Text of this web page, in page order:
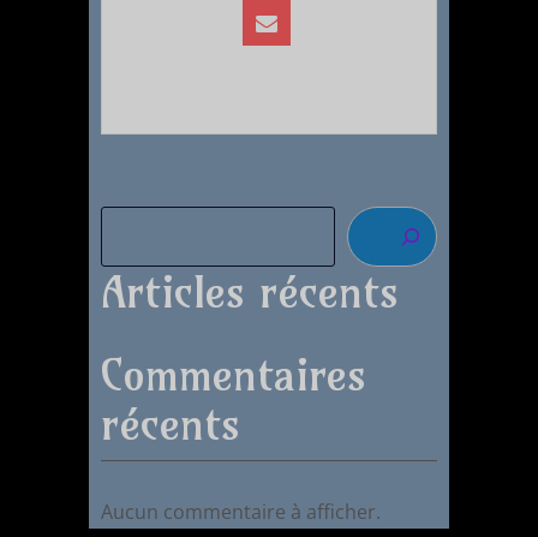
Articles récents
Commentaires
récents
Aucun commentaire à afficher.